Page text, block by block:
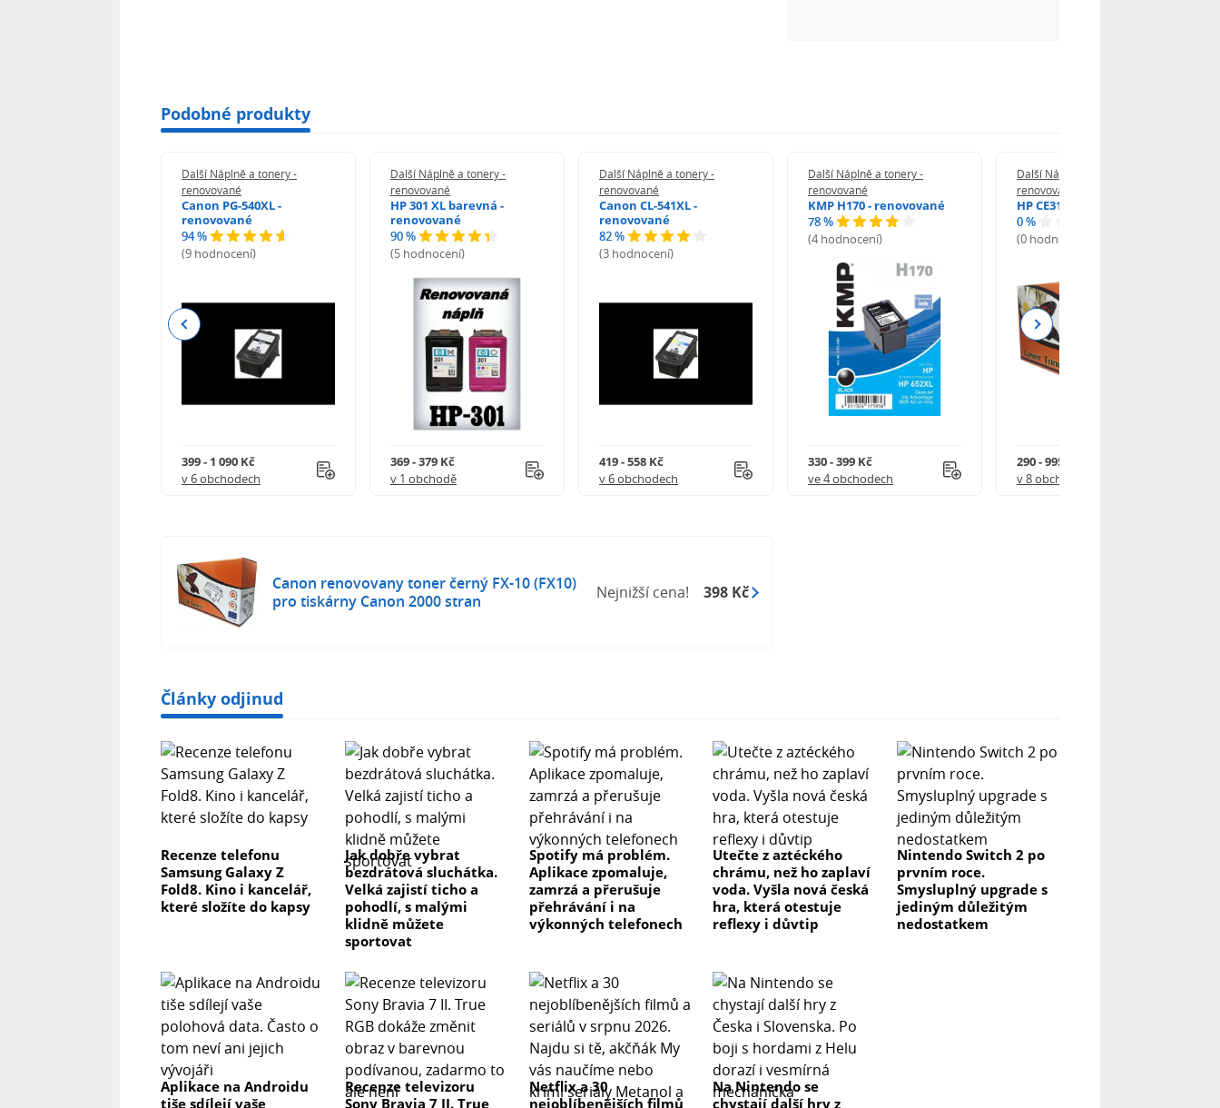
Podobné produkty
Další Náplně a tonery -
renovované
Canon PG-540XL -
renovované
94 %
(9 hodnocení)
399 - 1 090 Kč
v 6 obchodech
Další Náplně a tonery -
renovované
HP 301 XL barevná -
renovované
90 %
(5 hodnocení)
369 - 379 Kč
v 1 obchodě
Další Náplně a tonery -
renovované
Canon CL-541XL -
renovované
82 %
(3 hodnocení)
419 - 558 Kč
v 6 obchodech
Další Náplně a tonery -
renovované
KMP H170 - renovované
78 %
(4 hodnocení)
330 - 399 Kč
ve 4 obchodech
Další Náplně a tonery -
renovované
HP CE312A - renovované
0 %
(0 hodnocení)
290 - 995 Kč
v 8 obchodech
Previous Next
Canon renovovany toner černý FX-10 (FX10)
pro tiskárny Canon 2000 stran
Nejnižší cena! 398 Kč
Články odjinud
Recenze telefonu
Samsung Galaxy Z
Fold8. Kino i kancelář,
které složíte do kapsy
Jak dobře vybrat
bezdrátová sluchátka.
Velká zajistí ticho a
pohodlí, s malými
klidně můžete
sportovat
Spotify má problém.
Aplikace zpomaluje,
zamrzá a přerušuje
přehrávání i na
výkonných telefonech
Utečte z aztéckého
chrámu, než ho zaplaví
voda. Vyšla nová česká
hra, která otestuje
reflexy i důvtip
Nintendo Switch 2 po
prvním roce.
Smysluplný upgrade s
jediným důležitým
nedostatkem
Aplikace na Androidu
tiše sdílejí vaše
Recenze televizoru
Sony Bravia 7 II. True
Netflix a 30
nejoblíbenějších filmů
Na Nintendo se
chystají další hry z